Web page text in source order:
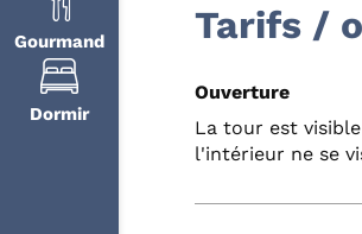
Gourmand
Dormir
Tarifs /
Ouverture
La tour est
l'intérieur ne se